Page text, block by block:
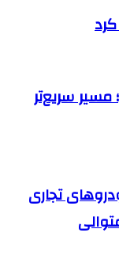
سریع‌تر
تجاری